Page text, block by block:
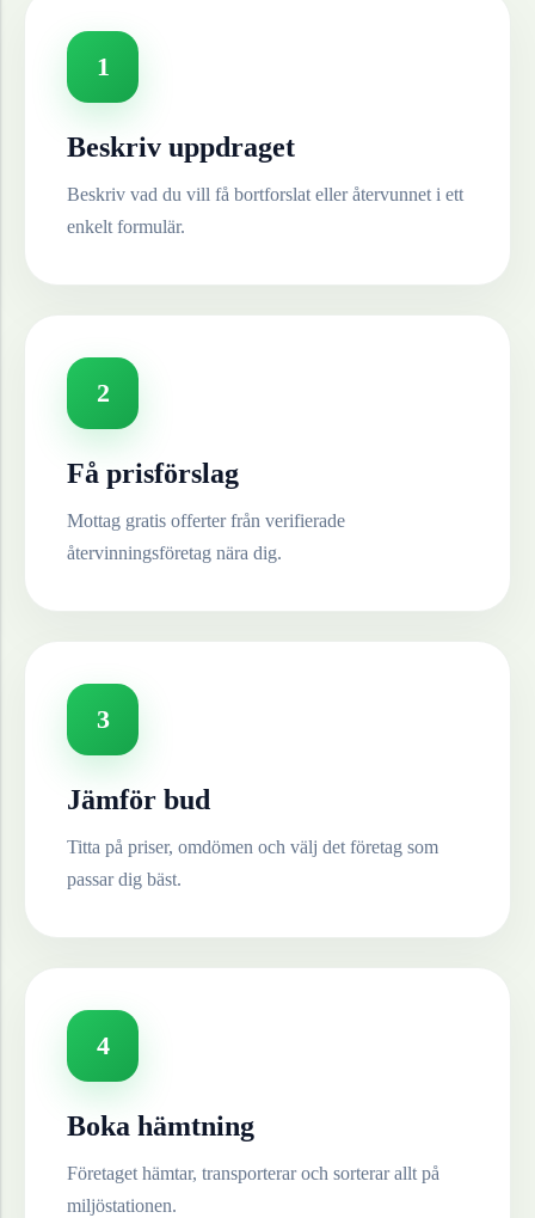
1
Beskriv uppdraget
Beskriv vad du vill få bortforslat eller återvunnet i ett
enkelt formulär.
2
Få prisförslag
Mottag gratis offerter från verifierade
återvinningsföretag nära dig.
3
Jämför bud
Titta på priser, omdömen och välj det företag som
passar dig bäst.
4
Boka hämtning
Företaget hämtar, transporterar och sorterar allt på
miljöstationen.